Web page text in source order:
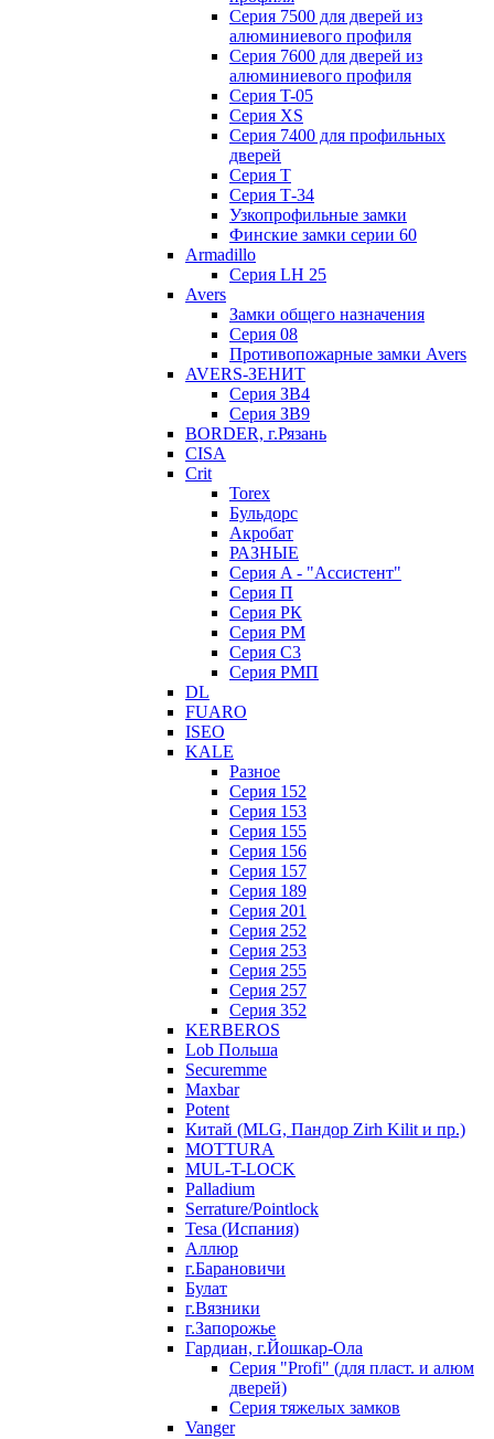
Серия 7500 для дверей из
алюминиевого профиля
Серия 7600 для дверей из
алюминиевого профиля
Серия T-05
Серия XS
Серия 7400 для профильных
дверей
Серия Т
Серия Т-34
Узкопрофильные замки
Финские замки серии 60
Armadillo
Серия LH 25
Avers
Замки общего назначения
Серия 08
Противопожарные замки Avers
AVERS-ЗЕНИТ
Серия ЗВ4
Серия ЗВ9
BORDER, г.Рязань
CISA
Crit
Torex
Бульдорс
Акробат
РАЗНЫЕ
Серия A - "Ассистент"
Серия П
Серия РК
Серия РМ
Серия С3
Серия РМП
DL
FUARO
ISEO
KALE
Разное
Серия 152
Серия 153
Серия 155
Серия 156
Серия 157
Серия 189
Серия 201
Серия 252
Серия 253
Серия 255
Серия 257
Серия 352
KERBEROS
Lob Польша
Securemme
Maxbar
Potent
Китай (MLG, Пандор Zirh Kilit и пр.)
MOTTURA
MUL-T-LOCK
Palladium
Serrature/Pointlock
Tesa (Испания)
Аллюр
г.Барановичи
Булат
г.Вязники
г.Запорожье
Гардиан, г.Йошкар-Ола
Серия "Profi" (для пласт. и алюм
дверей)
Серия тяжелых замков
Vanger